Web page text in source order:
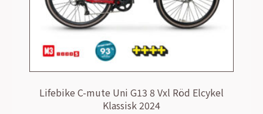
Lifebike C-mute Uni G13 8 Vxl Röd Elcykel
Klassisk 2024